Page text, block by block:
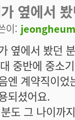
옆에서
이:
옆에서 봤던
중반에 중소
엔 계약직이었
되셨어요.
도 그 나이까